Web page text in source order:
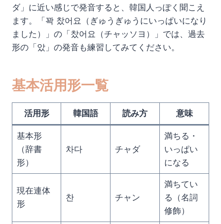
ダ」に近い感じで発音すると、韓国人っぽく聞こえ
ます。「꽉 찼어요（ぎゅうぎゅうにいっぱいになり
ました）」の「찼어요（チャッソヨ）」では、過去
形の「았」の発音も練習してみてください。
基本活用形一覧
活用形 韓国語 読み方 意味
基本形
（辞書
形）
차다 チャダ
満ちる・
いっぱい
になる
現在連体
形
찬 チャン
満ちてい
る（名詞
修飾）